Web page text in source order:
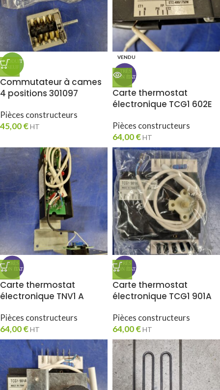
Commutateur à cames
4 positions 301097
Pièces constructeurs
45,00€HT
VENDU
Carte thermostat
électronique TCG1 602E
Pièces constructeurs
64,00€HT
Carte thermostat
électronique TNV1 A
Pièces constructeurs
64,00€HT
Carte thermostat
électronique TCG1 901A
Pièces constructeurs
64,00€HT